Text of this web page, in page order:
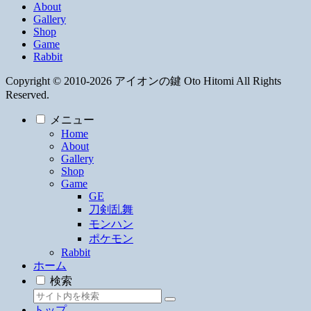
About
Gallery
Shop
Game
Rabbit
Copyright © 2010-2026 アイオンの鍵 Oto Hitomi All Rights
Reserved.
メニュー
Home
About
Gallery
Shop
Game
GE
刀剣乱舞
モンハン
ポケモン
Rabbit
ホーム
検索